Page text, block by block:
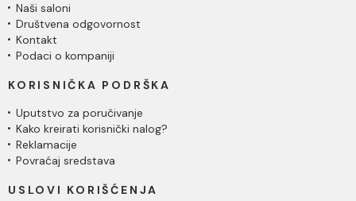
Naši saloni
Društvena odgovornost
Kontakt
Podaci o kompaniji
KORISNIČKA PODRŠKA
Uputstvo za poručivanje
Kako kreirati korisnički nalog?
Reklamacije
Povraćaj sredstava
USLOVI KORIŠĆENJA